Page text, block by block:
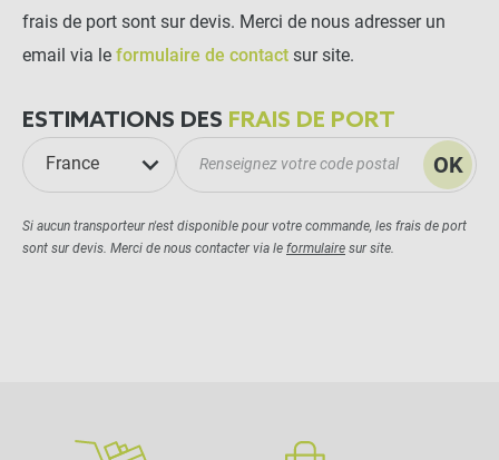
frais de port sont sur devis. Merci de nous adresser un
email via le formulaire de contact sur site.
ESTIMATIONS DES FRAIS DE PORT
France OK
Si aucun transporteur n'est disponible pour votre commande, les frais de port
sont sur devis. Merci de nous contacter via le formulaire sur site.